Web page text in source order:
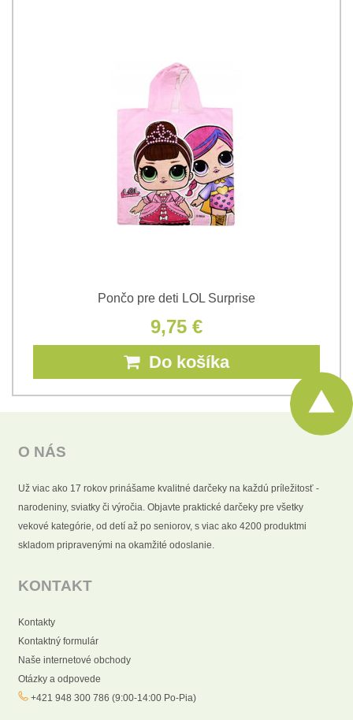
Pončo pre deti LOL Surprise
9,75 €
Do košíka
O NÁS
Už viac ako 17 rokov prinášame kvalitné darčeky na každú príležitosť -
narodeniny, sviatky či výročia. Objavte praktické darčeky pre všetky
vekové kategórie, od detí až po seniorov, s viac ako 4200 produktmi
skladom pripravenými na okamžité odoslanie.
KONTAKT
Kontakty
Kontaktný formulár
Naše internetové obchody
Otázky a odpovede
+421 948 300 786 (9:00-14:00 Po-Pia)